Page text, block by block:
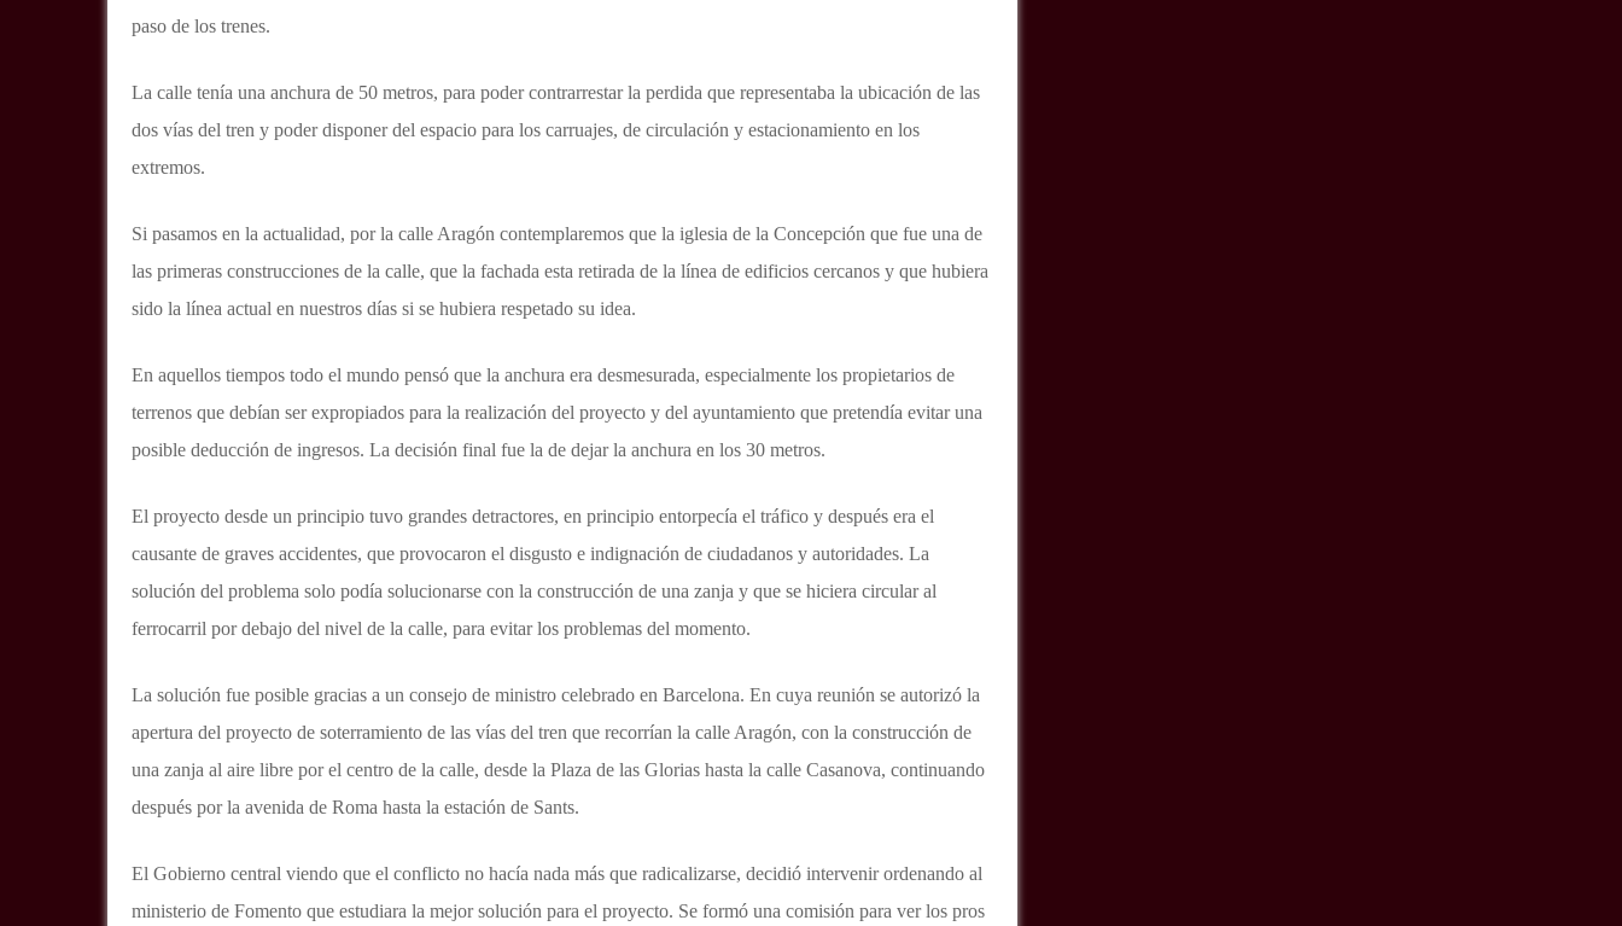
paso de los trenes.
La calle tenía una anchura de 50 metros, para poder contrarrestar la perdida que representaba la ubicación de las
dos vías del tren y poder disponer del espacio para los carruajes, de circulación y estacionamiento en los
extremos.
Si pasamos en la actualidad, por la calle Aragón contemplaremos que la iglesia de la Concepción que fue una de
las primeras construcciones de la calle, que la fachada esta retirada de la línea de edificios cercanos y que hubiera
sido la línea actual en nuestros días si se hubiera respetado su idea.
En aquellos tiempos todo el mundo pensó que la anchura era desmesurada, especialmente los propietarios de
terrenos que debían ser expropiados para la realización del proyecto y del ayuntamiento que pretendía evitar una
posible deducción de ingresos. La decisión final fue la de dejar la anchura en los 30 metros.
El proyecto desde un principio tuvo grandes detractores, en principio entorpecía el tráfico y después era el
causante de graves accidentes, que provocaron el disgusto e indignación de ciudadanos y autoridades. La
solución del problema solo podía solucionarse con la construcción de una zanja y que se hiciera circular al
ferrocarril por debajo del nivel de la calle, para evitar los problemas del momento.
La solución fue posible gracias a un consejo de ministro celebrado en Barcelona. En cuya reunión se autorizó la
apertura del proyecto de soterramiento de las vías del tren que recorrían la calle Aragón, con la construcción de
una zanja al aire libre por el centro de la calle, desde la Plaza de las Glorias hasta la calle Casanova, continuando
después por la avenida de Roma hasta la estación de Sants.
El Gobierno central viendo que el conflicto no hacía nada más que radicalizarse, decidió intervenir ordenando al
ministerio de Fomento que estudiara la mejor solución para el proyecto. Se formó una comisión para ver los pros